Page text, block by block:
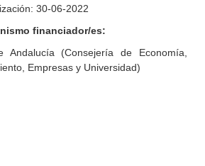
30-06-2022
financiador/es:
Andalucía (Consejería de Economía,
Empresas y Universidad)